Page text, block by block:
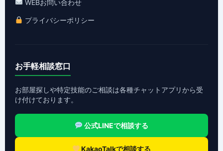
WEBお問い合わせ
プライバシーポリシー
お手軽相談窓口
お部屋探しや特定技能のご相談は各種チャットアプリから受
け付けております。
公式LINEで相談する
KakaoTalkで相談する